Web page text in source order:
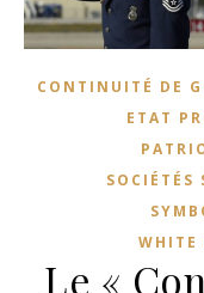
CONTINUITÉ DE
ETAT
SOCIÉTÉS
WHITE
Le «